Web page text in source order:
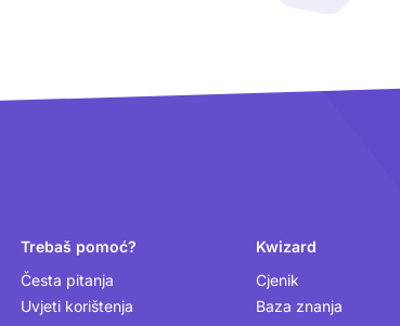
Trebaš pomoć?
Česta pitanja
Uvjeti korištenja
Kwizard
Cjenik
Baza znanja